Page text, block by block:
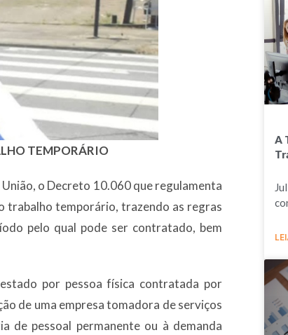
TEMPORÁRIO
o Decreto 10.060 que regulamenta
trabalho temporário, trazendo as regras
pelo qual pode ser contratado, bem
por pessoa física contratada por
de uma empresa tomadora de serviços
de pessoal permanente ou à demanda
A